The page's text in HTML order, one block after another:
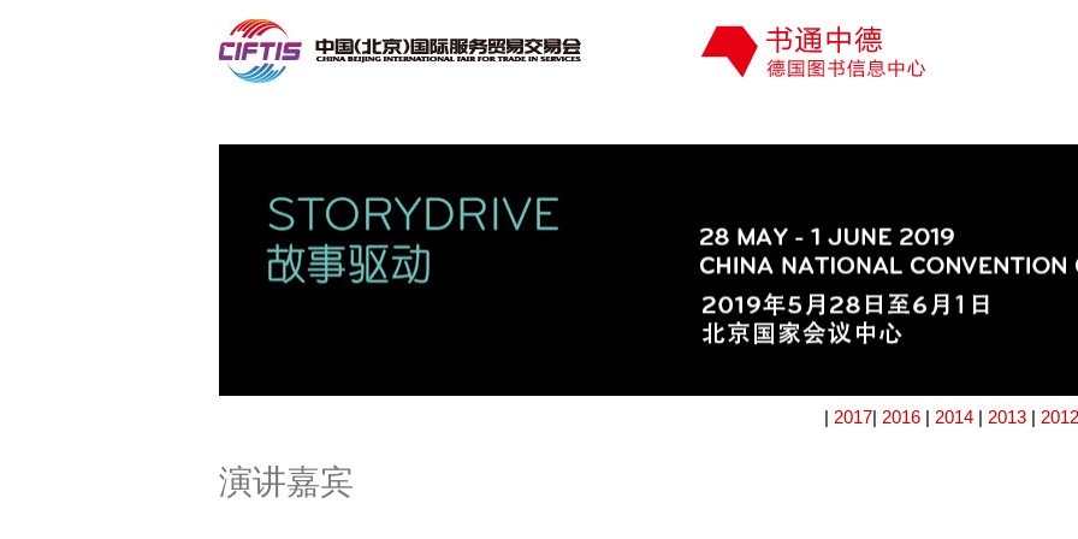
| 2017| 2016 | 2014 | 2013 | 2012
演讲嘉宾